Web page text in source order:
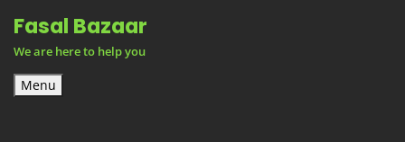
content
Fasal Bazaar
We are here to help you
Menu